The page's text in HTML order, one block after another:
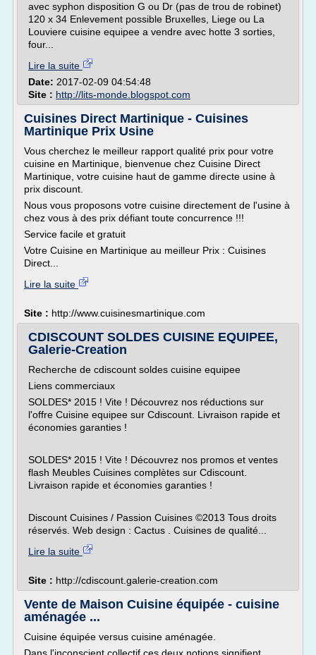
avec syphon disposition G ou Dr (pas de trou de robinet)
120 x 34 Enlevement possible Bruxelles, Liege ou La
Louviere cuisine equipee a vendre avec hotte 3 sorties,
four...
Lire la suite
Date: 2017-02-09 04:54:48
Site : http://lits-monde.blogspot.com
Cuisines Direct Martinique - Cuisines
Martinique Prix Usine
Vous cherchez le meilleur rapport qualité prix pour votre
cuisine en Martinique, bienvenue chez Cuisine Direct
Martinique, votre cuisine haut de gamme directe usine à
prix discount.
Nous vous proposons votre cuisine directement de l'usine à
chez vous à des prix défiant toute concurrence !!!
Service facile et gratuit
Votre Cuisine en Martinique au meilleur Prix : Cuisines
Direct...
Lire la suite
Site : http://www.cuisinesmartinique.com
CDISCOUNT SOLDES CUISINE EQUIPEE,
Galerie-Creation
Recherche de cdiscount soldes cuisine equipee
Liens commerciaux
SOLDES* 2015 ! Vite ! Découvrez nos réductions sur
l'offre Cuisine equipee sur Cdiscount. Livraison rapide et
économies garanties !
SOLDES* 2015 ! Vite ! Découvrez nos promos et ventes
flash Meubles Cuisines complètes sur Cdiscount.
Livraison rapide et économies garanties !
Discount Cuisines / Passion Cuisines ©2013 Tous droits
réservés. Web design : Cactus . Cuisines de qualité...
Lire la suite
Site : http://cdiscount.galerie-creation.com
Vente de Maison Cuisine équipée - cuisine
aménagée ...
Cuisine équipée versus cuisine aménagée.